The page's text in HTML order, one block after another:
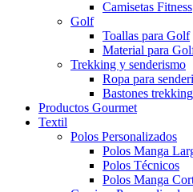
Camisetas Fitness
Golf
Toallas para Golf
Material para
Trekking y senderismo
Ropa para
Bastones trekking
Productos Gourmet
Textil
Polos Personalizados
Polos Manga
Polos Técnicos
Polos Manga